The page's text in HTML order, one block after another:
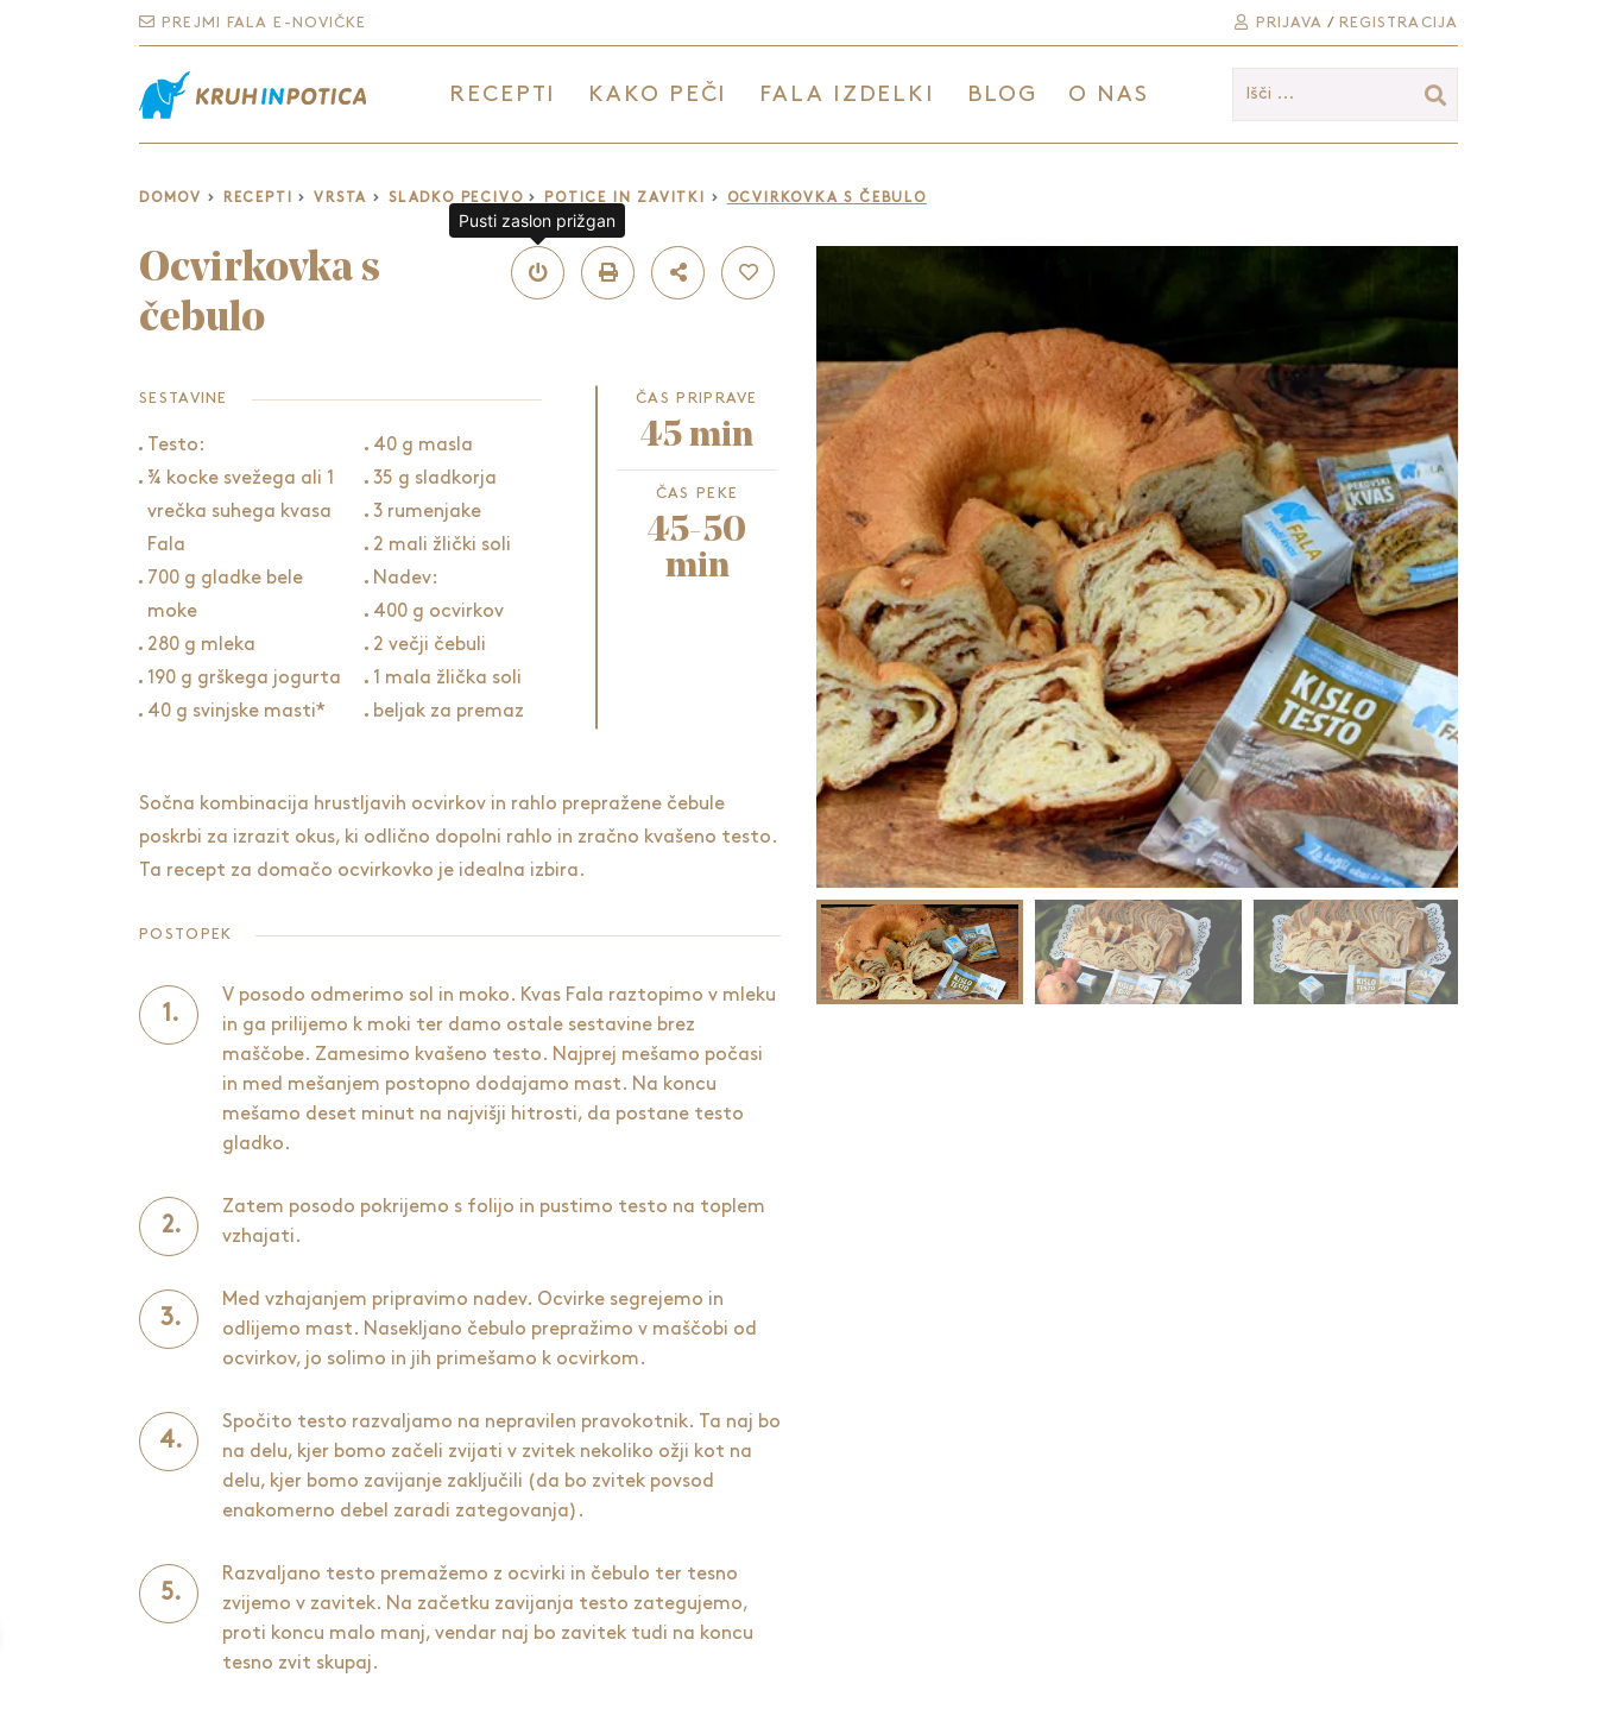
PREJMI FALA E-NOVIČKE PRIJAVA / REGISTRACIJA
Išči ...
RECEPTI KAKO PEČI FALA IZDELKI BLOG O NAS
DOMOV RECEPTI VRSTA SLADKO PECIVO POTICE IN ZAVITKI OCVIRKOVKA S ČEBULO
Ocvirkovka s
čebulo
SESTAVINE
Testo:
¾ kocke svežega ali 1
vrečka suhega kvasa
Fala
700 g gladke bele
moke
280 g mleka
190 g grškega jogurta
40 g svinjske masti*
40 g masla
35 g sladkorja
3 rumenjake
2 mali žlički soli
Nadev:
400 g ocvirkov
2 večji čebuli
1 mala žlička soli
beljak za premaz
ČAS PRIPRAVE
45 min
ČAS PEKE
45-50
min
Sočna kombinacija hrustljavih ocvirkov in rahlo prepražene čebule
poskrbi za izrazit okus, ki odlično dopolni rahlo in zračno kvašeno testo.
Ta recept za domačo ocvirkovko je idealna izbira.
POSTOPEK
V posodo odmerimo sol in moko. Kvas Fala raztopimo v mleku
in ga prilijemo k moki ter damo ostale sestavine brez
maščobe. Zamesimo kvašeno testo. Najprej mešamo počasi
in med mešanjem postopno dodajamo mast. Na koncu
mešamo deset minut na najvišji hitrosti, da postane testo
gladko.
Zatem posodo pokrijemo s folijo in pustimo testo na toplem
vzhajati.
Med vzhajanjem pripravimo nadev. Ocvirke segrejemo in
odlijemo mast. Nasekljano čebulo prepražimo v maščobi od
ocvirkov, jo solimo in jih primešamo k ocvirkom.
Spočito testo razvaljamo na nepravilen pravokotnik. Ta naj bo
na delu, kjer bomo začeli zvijati v zvitek nekoliko ožji kot na
delu, kjer bomo zavijanje zaključili (da bo zvitek povsod
enakomerno debel zaradi zategovanja).
Razvaljano testo premažemo z ocvirki in čebulo ter tesno
zvijemo v zavitek. Na začetku zavijanja testo zategujemo,
proti koncu malo manj, vendar naj bo zavitek tudi na koncu
tesno zvit skupaj.
Pusti zaslon prižgan